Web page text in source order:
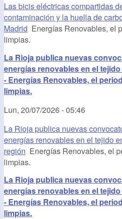
Las bicis eléctricas compartidas
contaminación y la huella de
Madrid Energías Renovables, el
limpias.
La Rioja publica nuevas
energías renovables en el
- Energías Renovables, el
limpias.
Lun, 20/07/2026 - 05:46
La Rioja publica nuevas
energías renovables en el tejido
región Energías Renovables, el
limpias.
La Rioja publica nuevas
energías renovables en el
- Energías Renovables, el
limpias.